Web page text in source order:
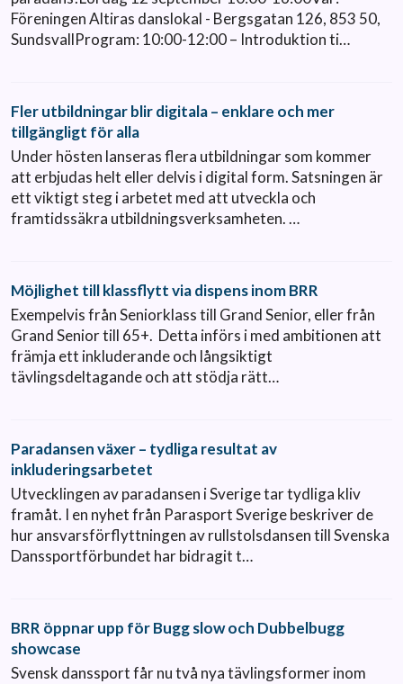
Föreningen Altiras danslokal - Bergsgatan 126, 853 50,
SundsvallProgram: 10:00-12:00 – Introduktion ti…
Fler utbildningar blir digitala – enklare och mer
tillgängligt för alla
Under hösten lanseras flera utbildningar som kommer
att erbjudas helt eller delvis i digital form. Satsningen är
ett viktigt steg i arbetet med att utveckla och
framtidssäkra utbildningsverksamheten. …
Möjlighet till klassflytt via dispens inom BRR
Exempelvis från Seniorklass till Grand Senior, eller från
Grand Senior till 65+. Detta införs i med ambitionen att
främja ett inkluderande och långsiktigt
tävlingsdeltagande och att stödja rätt…
Paradansen växer – tydliga resultat av
inkluderingsarbetet
Utvecklingen av paradansen i Sverige tar tydliga kliv
framåt. I en nyhet från Parasport Sverige beskriver de
hur ansvarsförflyttningen av rullstolsdansen till Svenska
Danssportförbundet har bidragit t…
BRR öppnar upp för Bugg slow och Dubbelbugg
showcase
Svensk danssport får nu två nya tävlingsformer inom